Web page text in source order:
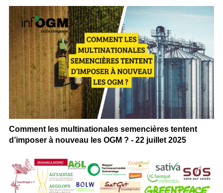
Comment les multinationales semencières tentent
d’imposer à nouveau les OGM ? - 22 juillet 2025